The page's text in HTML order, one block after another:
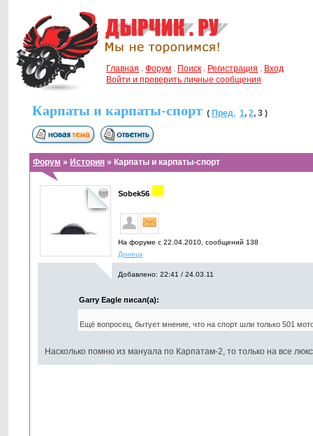
Главная . Форум . Поиск . Регистрация . Вход
Войти и проверить личные сообщения
Карпаты и карпаты-спорт ( Пред. 1, 2, 3 )
Форум » История » Карпаты и карпаты-спорт
Sobek56
На форуме с 22.04.2010, cообщений 138
Донецк
Добавлено: 22:41 / 24.03.11
Garry Eagle писал(а):
Ещё вопросец, бытует мнение, что на спорт шли только 501
Насколько помню из мануала по Карпатам-2, то только на все